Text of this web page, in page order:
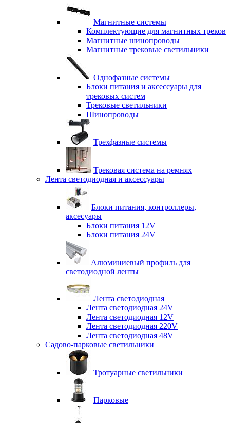
Магнитные системы
Комплектующие для магнитных треков
Магнитные шинопроводы
Магнитные трековые светильники
Однофазные системы
Блоки питания и аксессуары для
трековых систем
Трековые светильники
Шинопроводы
Трехфазные системы
Трековая система на ремнях
Лента светодиодная и аксессуары
Блоки питания, контроллеры,
аксесуары
Блоки питания 12V
Блоки питания 24V
Алюминиевый профиль для
светодиодной ленты
Лента светодиодная
Лента светодиодная 24V
Лента светодиодная 12V
Лента светодиодная 220V
Лента светодиодная 48V
Садово-парковые светильники
Тротуарные светильники
Парковые